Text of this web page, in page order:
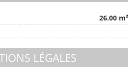
26.00 m²
LÉGALES